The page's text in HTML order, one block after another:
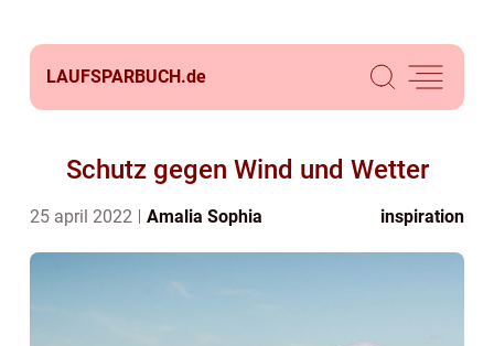
LAUFSPARBUCH.de
Schutz gegen Wind und Wetter
25 april 2022 Amalia Sophia inspiration